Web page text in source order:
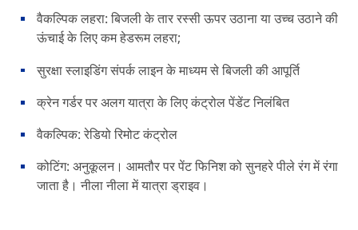
वैकल्पिक लहरा: बिजली के तार रस्सी ऊपर उठाना या उच्च उठाने की
ऊंचाई के लिए कम हेडरूम लहरा;
सुरक्षा स्लाइडिंग संपर्क लाइन के माध्यम से बिजली की आपूर्ति
क्रेन गर्डर पर अलग यात्रा के लिए कंट्रोल पेंडेंट निलंबित
वैकल्पिक: रेडियो रिमोट कंट्रोल
कोटिंग: अनुकूलन। आमतौर पर पेंट फिनिश को सुनहरे पीले रंग में रंगा
जाता है। नीला नीला में यात्रा ड्राइव।